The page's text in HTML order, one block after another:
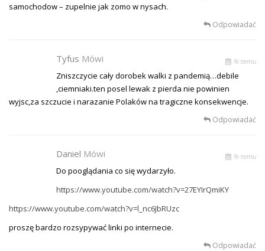
samochodow – zupelnie jak zomo w nysach.
Odpowiadać
Tyfus Mówi % temu
Zniszczycie cały dorobek walki z pandemią…debile
,ciemniaki.ten posel lewak z pierda nie powinien
wyjsc,za szczucie i narazanie Polaków na tragiczne konsekwencje.
Odpowiadać
Daniel Mówi % temu
Do pooglądania co się wydarzyło.
https://www.youtube.com/watch?v=27EYIrQmiKY
https://www.youtube.com/watch?v=l_nc6JbRUzc
proszę bardzo rozsypywać linki po internecie.
Odpowiadać